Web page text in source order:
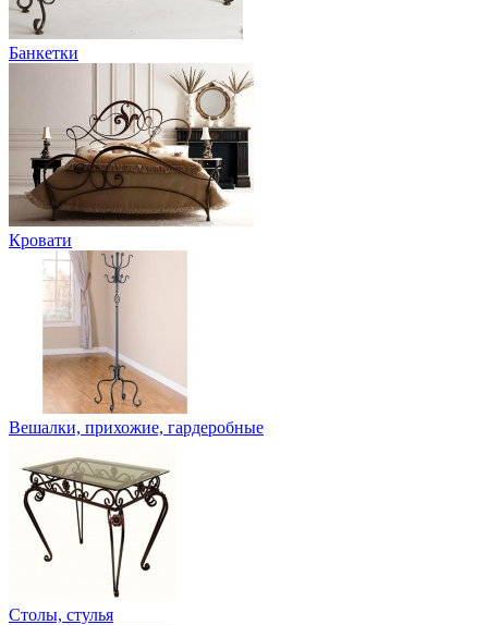
Банкетки
Кровати
Вешалки, прихожие, гардеробные
Столы, стулья